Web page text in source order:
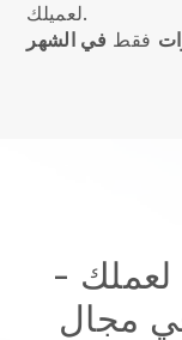
لعميلك.
فقط في الشهر
لعملك -
مجال